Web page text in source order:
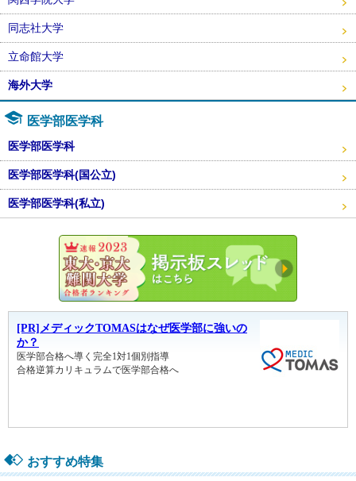
同志社大学
立命館大学
海外大学
医学部医学科
医学部医学科
医学部医学科(国公立)
医学部医学科(私立)
おすすめ特集